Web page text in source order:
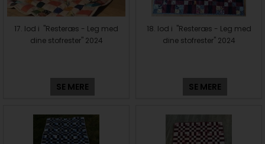
17. lod i "Resteræs - Leg med
dine stofrester" 2024
SE MERE
18. lod i "Resteræs - Leg med
dine stofrester" 2024
SE MERE